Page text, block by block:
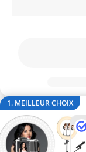
1. MEILLEUR CHOIX